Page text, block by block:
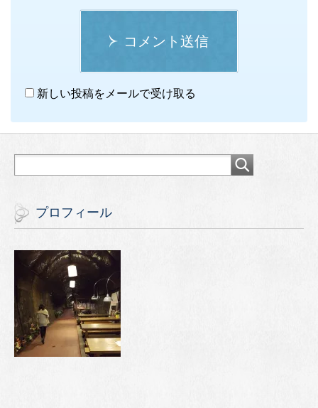
コメント送信
新しい投稿をメールで受け取る
プロフィール